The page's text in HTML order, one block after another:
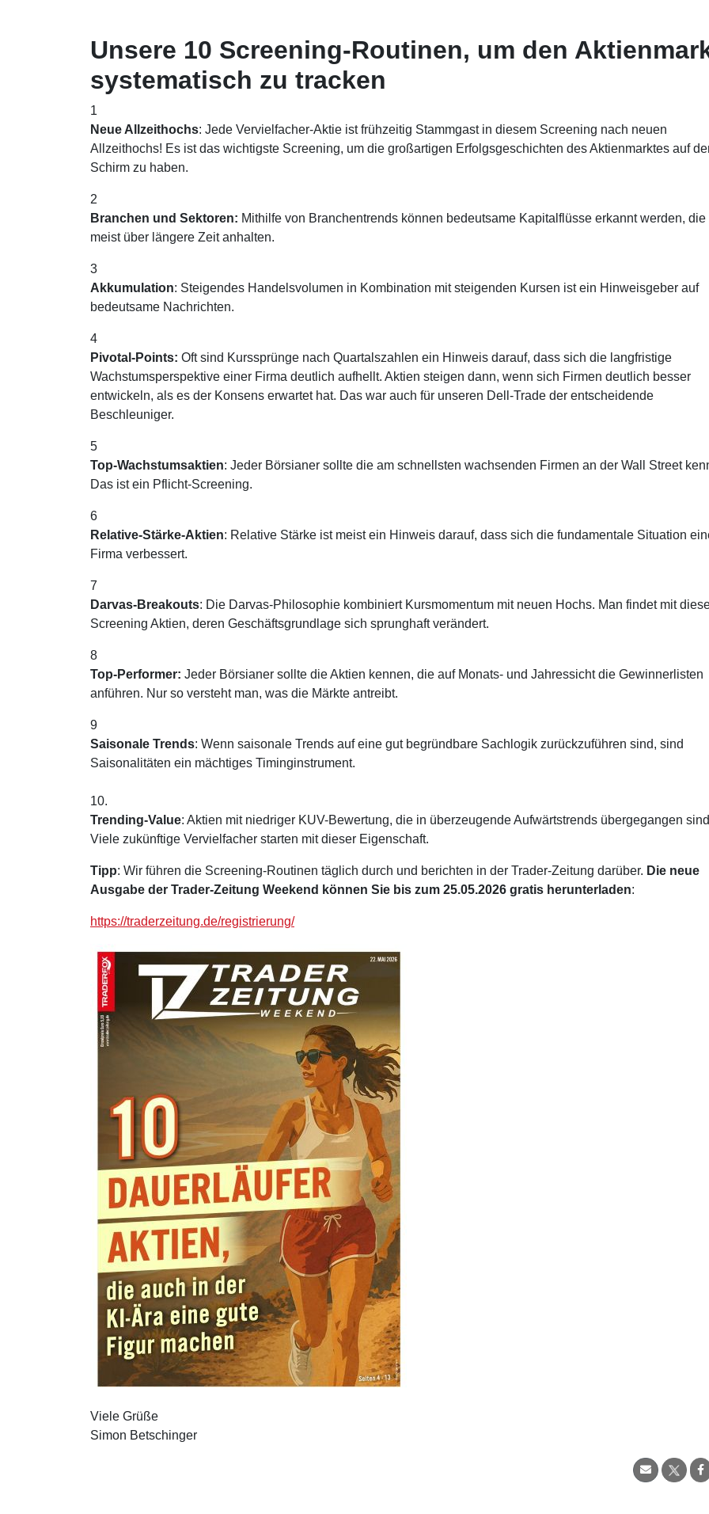
Unsere 10 Screening-Routinen, um den
systematisch zu tracken
1
Neue Allzeithochs: Jede Vervielfacher-Aktie ist frühzeitig Stammgast in diesem Screening nach neuen
Allzeithochs! Es ist das wichtigste Screening, um die großartigen Erfolgsgeschichten des Aktienmarktes auf
Schirm zu haben.
2
Branchen und Sektoren: Mithilfe von Branchentrends können bedeutsame Kapitalflüsse erkannt werden, die
meist über längere Zeit anhalten.
3
Akkumulation: Steigendes Handelsvolumen in Kombination mit steigenden Kursen ist ein Hinweisgeber auf
bedeutsame Nachrichten.
4
Pivotal-Points: Oft sind Kurssprünge nach Quartalszahlen ein Hinweis darauf, dass sich die langfristige
Wachstumsperspektive einer Firma deutlich aufhellt. Aktien steigen dann, wenn sich Firmen deutlich besser
entwickeln, als es der Konsens erwartet hat. Das war auch für unseren Dell-Trade der entscheidende
Beschleuniger.
5
Top-Wachstumsaktien: Jeder Börsianer sollte die am schnellsten wachsenden Firmen an der Wall Street
Das ist ein Pflicht-Screening.
6
Relative-Stärke-Aktien: Relative Stärke ist meist ein Hinweis darauf, dass sich die fundamentale Situation
Firma verbessert.
7
Darvas-Breakouts: Die Darvas-Philosophie kombiniert Kursmomentum mit neuen Hochs. Man findet mit
Screening Aktien, deren Geschäftsgrundlage sich sprunghaft verändert.
8
Top-Performer: Jeder Börsianer sollte die Aktien kennen, die auf Monats- und Jahressicht die Gewinnerlisten
anführen. Nur so versteht man, was die Märkte antreibt.
9
Saisonale Trends: Wenn saisonale Trends auf eine gut begründbare Sachlogik zurückzuführen sind, sind
Saisonalitäten ein mächtiges Timinginstrument.
10.
Trending-Value: Aktien mit niedriger KUV-Bewertung, die in überzeugende Aufwärtstrends übergegangen
Viele zukünftige Vervielfacher starten mit dieser Eigenschaft.
Tipp: Wir führen die Screening-Routinen täglich durch und berichten in der Trader-Zeitung darüber. Die neue
Ausgabe der Trader-Zeitung Weekend können Sie bis zum 25.05.2026 gratis herunterladen:
https://traderzeitung.de/registrierung/
Viele Grüße
Simon Betschinger